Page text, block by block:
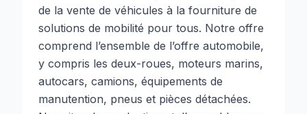
de la vente de véhicules à la fourniture de
solutions de mobilité pour tous. Notre offre
comprend l’ensemble de l’offre automobile,
y compris les deux-roues, moteurs marins,
autocars, camions, équipements de
manutention, pneus et pièces détachées.